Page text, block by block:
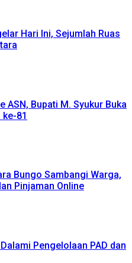
Hari Ini, Sejumlah Ruas
ASN, Bupati M. Syukur Buka
81
Bungo Sambangi Warga,
Pinjaman Online
Pengelolaan PAD dan